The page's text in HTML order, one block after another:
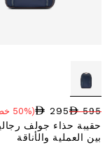
السعر العادي
595
سعر البيع
295
نسبة الخصم
(50% خصم)
حقيبة حذاء جولف
بين العملية والأناقة